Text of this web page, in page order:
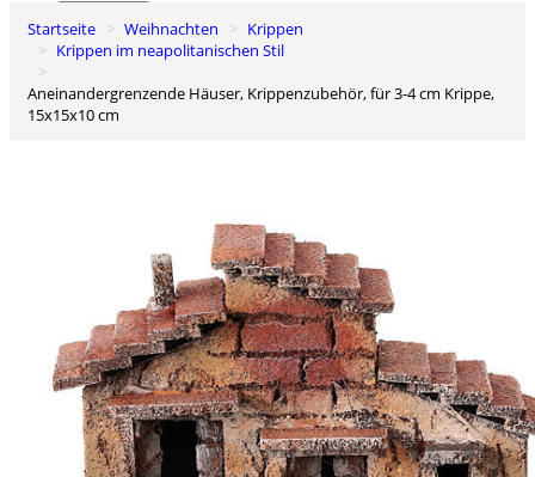
0
Warenkorb
Startseite Weihnachten
Krippen
Krippen im neapolitanischen Stil
Aneinandergrenzende Häuser, Krippenzubehör, für 3-4 cm Krippe,
15x15x10 cm